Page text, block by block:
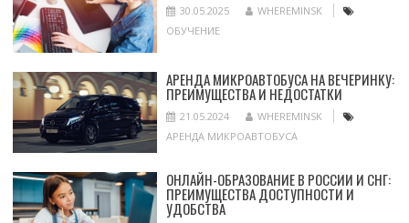
30.05.2025
WHEREMINSK
ОБУЧЕНИЕ
АРЕНДА МИКРОАВТОБУСА НА ВЕЧЕРИНКУ:
ПРЕИМУЩЕСТВА И НЕДОСТАТКИ
21.05.2024
WHEREMINSK
АРЕНДА МИКРОАВТОБУСА
ОНЛАЙН-ОБРАЗОВАНИЕ В РОССИИ И СНГ:
ПРЕИМУЩЕСТВА ДОСТУПНОСТИ И
УДОБСТВА